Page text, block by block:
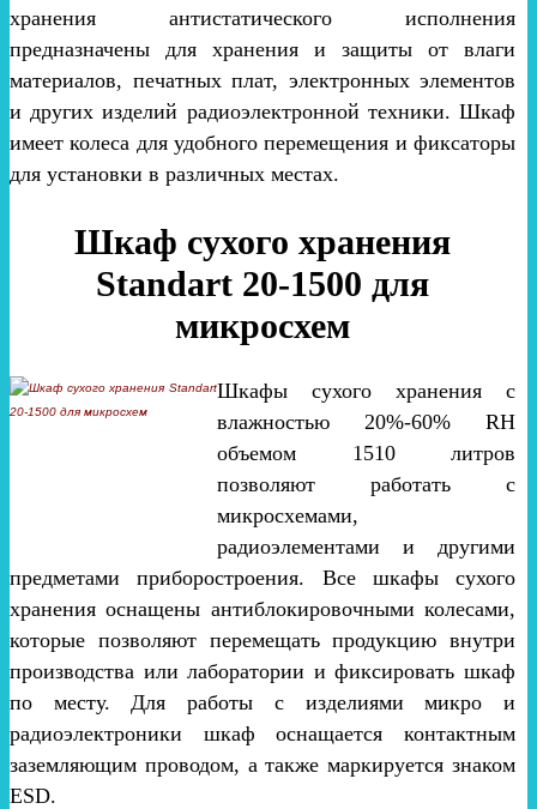
хранения антистатического исполнения
предназначены для хранения и защиты от влаги
материалов, печатных плат, электронных элементов
и других изделий радиоэлектронной техники. Шкаф
имеет колеса для удобного перемещения и фиксаторы
для установки в различных местах.
Шкаф сухого хранения
Standart 20-1500 для
микросхем
Шкафы сухого хранения с
влажностью 20%-60% RH
объемом 1510 литров
позволяют работать с
микросхемами,
радиоэлементами и другими
предметами приборостроения. Все шкафы сухого
хранения оснащены антиблокировочными колесами,
которые позволяют перемещать продукцию внутри
производства или лаборатории и фиксировать шкаф
по месту. Для работы с изделиями микро и
радиоэлектроники шкаф оснащается контактным
заземляющим проводом, а также маркируется знаком
ESD.